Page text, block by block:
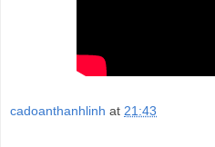
cadoanthanhlinh at 21:43